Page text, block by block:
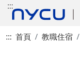
:::
::: 首頁 教職住宿